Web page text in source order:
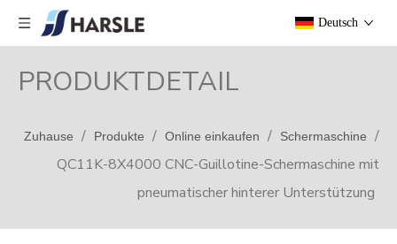
Deutsch
PRODUKTDETAIL
Zuhause / Produkte / Online einkaufen / Schermaschine
/
QC11K-8X4000 CNC-Guillotine-Schermaschine mit
pneumatischer hinterer Unterstützung